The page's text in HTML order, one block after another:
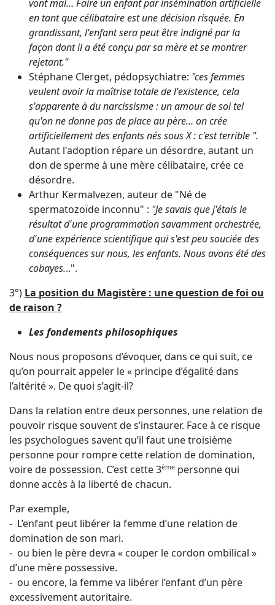
vont mal… Faire un enfant par insémination artificielle
en tant que célibataire est une décision risquée. En
grandissant, l'enfant sera peut être indigné par la
façon dont il a été conçu par sa mère et se montrer
rejetant."
Stéphane Clerget, pédopsychiatre: "ces femmes
veulent avoir la maîtrise totale de l'existence, cela
s'apparente à du narcissisme : un amour de soi tel
qu'on ne donne pas de place au père… on crée
artificiellement des enfants nés sous X : c'est terrible ".
Autant l'adoption répare un désordre, autant un
don de sperme à une mère célibataire, crée ce
désordre.
Arthur Kermalvezen, auteur de "Né de
spermatozoïde inconnu" : "Je savais que j'étais le
résultat d'une programmation savamment orchestrée,
d'une expérience scientifique qui s'est peu souciée des
conséquences sur nous, les enfants. Nous avons été des
cobayes...".
3°) La position du Magistère : une question de foi ou
de raison ?
Les fondements philosophiques
Nous nous proposons d’évoquer, dans ce qui suit, ce
qu’on pourrait appeler le « principe d’égalité dans
l’altérité ». De quoi s’agit-il?
Dans la relation entre deux personnes, une relation de
pouvoir risque souvent de s’instaurer. Face à ce risque
les psychologues savent qu’il faut une troisième
personne pour rompre cette relation de domination,
voire de possession. C’est cette 3ème personne qui
donne accès à la liberté de chacun.
Par exemple,
- L’enfant peut libérer la femme d’une relation de
domination de son mari.
- ou bien le père devra « couper le cordon ombilical »
d’une mère possessive.
- ou encore, la femme va libérer l’enfant d’un père
excessivement autoritaire.